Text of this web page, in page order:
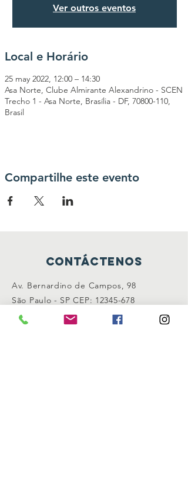
Ver outros eventos
Local e Horário
25 may 2022, 12:00 – 14:30
Asa Norte, Clube Almirante Alexandrino - SCEN
Trecho 1 - Asa Norte, Brasília - DF, 70800-110,
Brasil
Compartilhe este evento
Contáctenos
Av. Bernardino de Campos, 98
São Paulo - SP CEP: 12345-678
info@mysite.com